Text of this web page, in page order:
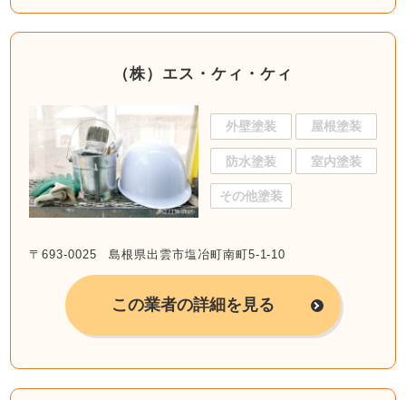
（株）エス・ケィ・ケィ
外壁塗装 屋根塗装
防水塗装 室内塗装
その他塗装
〒693-0025 島根県出雲市塩冶町南町5-1-10
この業者の詳細を見る